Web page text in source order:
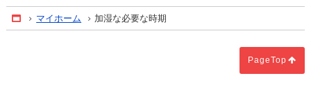
Home
マイホーム 加湿な必要な時期
PageTop